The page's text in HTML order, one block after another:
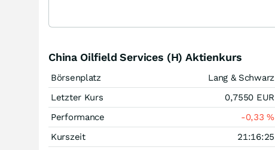
China Oilfield Services (H) Aktienkurs
Börsenplatz
Lang & Schwarz
Letzter Kurs
0,7550 EUR
Performance
-0,33%
Kurszeit
21:16:25